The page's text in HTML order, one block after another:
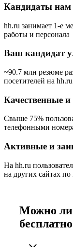
Кандидаты нам
hh.ru занимает 1-е
работы и персонала
Ваш кандидат
~90.7 млн резюме
посетителей на
Качественные
Свыше 75%
телефонными
Активные и
На hh.ru
на других сайтах
Можно ли